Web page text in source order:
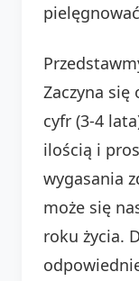
Zaczyna się
cyfr (3-4
ilością i
wygasania
może się
roku życia.